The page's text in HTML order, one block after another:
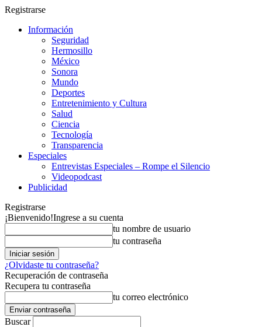
Registrarse
Información
Seguridad
Hermosillo
México
Sonora
Mundo
Deportes
Entretenimiento y Cultura
Salud
Ciencia
Tecnología
Transparencia
Especiales
Entrevistas Especiales – Rompe el Silencio
Videopodcast
Publicidad
Registrarse
¡Bienvenido!Ingrese a su cuenta
tu nombre de usuario
tu contraseña
¿Olvidaste tu contraseña?
Recuperación de contraseña
Recupera tu contraseña
tu correo electrónico
Buscar